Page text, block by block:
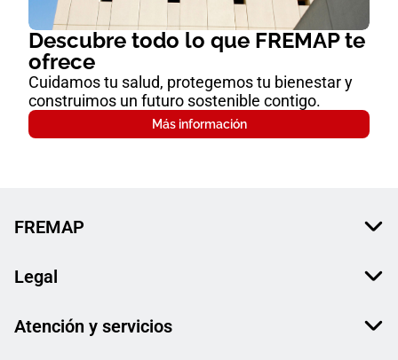
Descubre todo lo que FREMAP te
ofrece
Cuidamos tu salud, protegemos tu bienestar y
construimos un futuro sostenible contigo.
Más información
FREMAP
Legal
Atención y servicios